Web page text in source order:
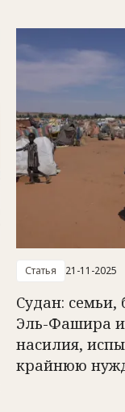
Статья 21-11-2025
Судан:
Эль-Фашира
насилия,
крайнюю